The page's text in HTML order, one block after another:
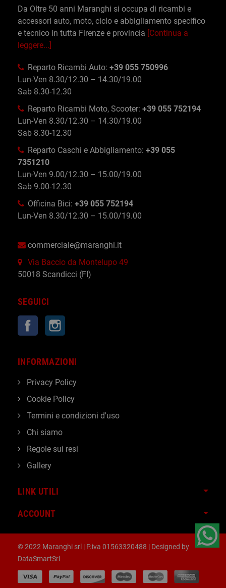
Da Oltre 50 anni Maranghi si occupa di ricambi e
accessori auto, moto, ciclo e abbigliamento specifico
e tecnico in tutta Firenze e provincia [Continua a
leggere...]
Reparto Ricambi Auto: +39 055 750996
Lun-Ven 8.30/12.30 – 14.30/19.00
Sab 8.30-12.30
Reparto Ricambi Moto, Scooter: +39 055 752194
Lun-Ven 8.30/12.30 – 14.30/19.00
Sab 8.30-12.30
Reparto Caschi e Abbigliamento: +39 055
7351210
Lun-Ven 9.00/12.30 – 15.00/19.00
Sab 9.00-12.30
Officina Bici: +39 055 752194
Lun-Ven 8.30/12.30 – 15.00/19.00
commerciale@maranghi.it
Via Baccio da Montelupo 49
50018 Scandicci (FI)
SEGUICI
Facebook
LINK UTILI
ACCOUNT
INFORMAZIONI
Privacy Policy
Cookie Policy
Termini e condizioni d'uso
Chi siamo
Regole sui resi
Gallery
© 2022 Maranghi srl | P.iva 01563320488 | Designed by
DataSmartSrl